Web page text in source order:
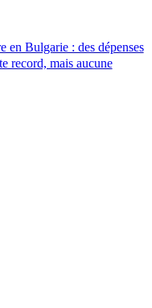
en Bulgarie : des dépenses
record, mais aucune